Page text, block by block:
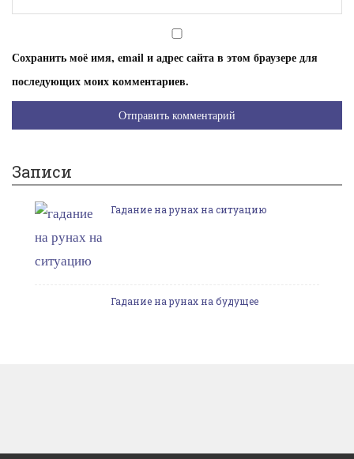
Сохранить моё имя, email и адрес сайта в этом браузере для
последующих моих комментариев.
Записи
Гадание на рунах на ситуацию
Гадание на рунах на будущее